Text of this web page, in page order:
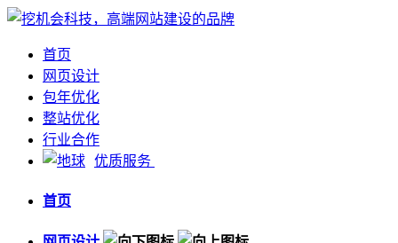
首页
网页设计
包年优化
整站优化
行业合作
优质服务
首页